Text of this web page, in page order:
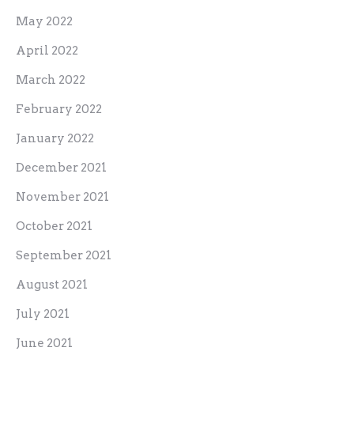
May 2022
April 2022
March 2022
February 2022
January 2022
December 2021
November 2021
October 2021
September 2021
August 2021
July 2021
June 2021